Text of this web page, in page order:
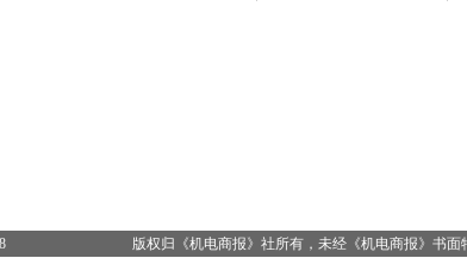
版权归《机电商报》社所有，未经《机电商报》书